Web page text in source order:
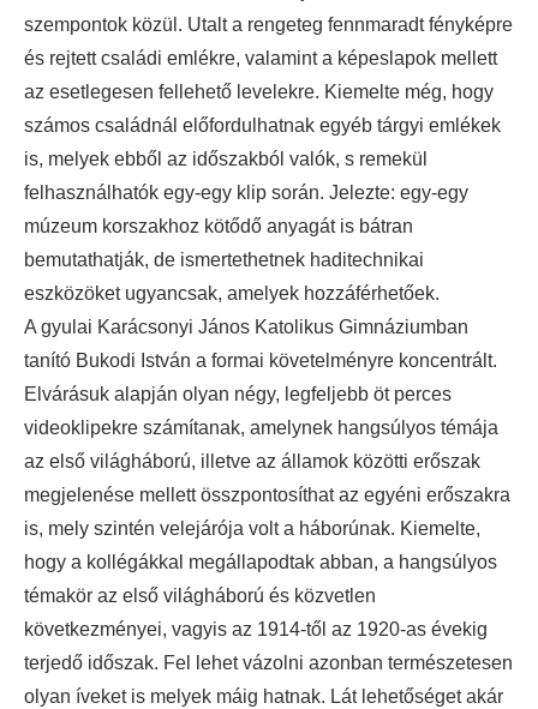
szempontok közül. Utalt a rengeteg fennmaradt fényképre
és rejtett családi emlékre, valamint a képeslapok mellett
az esetlegesen fellehető levelekre. Kiemelte még, hogy
számos családnál előfordulhatnak egyéb tárgyi emlékek
is, melyek ebből az időszakból valók, s remekül
felhasználhatók egy-egy klip során. Jelezte: egy-egy
múzeum korszakhoz kötődő anyagát is bátran
bemutathatják, de ismertethetnek haditechnikai
eszközöket ugyancsak, amelyek hozzáférhetőek.
A gyulai Karácsonyi János Katolikus Gimnáziumban
tanító Bukodi István a formai követelményre koncentrált.
Elvárásuk alapján olyan négy, legfeljebb öt perces
videoklipekre számítanak, amelynek hangsúlyos témája
az első világháború, illetve az államok közötti erőszak
megjelenése mellett összpontosíthat az egyéni erőszakra
is, mely szintén velejárója volt a háborúnak. Kiemelte,
hogy a kollégákkal megállapodtak abban, a hangsúlyos
témakör az első világháború és közvetlen
következményei, vagyis az 1914-től az 1920-as évekig
terjedő időszak. Fel lehet vázolni azonban természetesen
olyan íveket is melyek máig hatnak. Lát lehetőséget akár